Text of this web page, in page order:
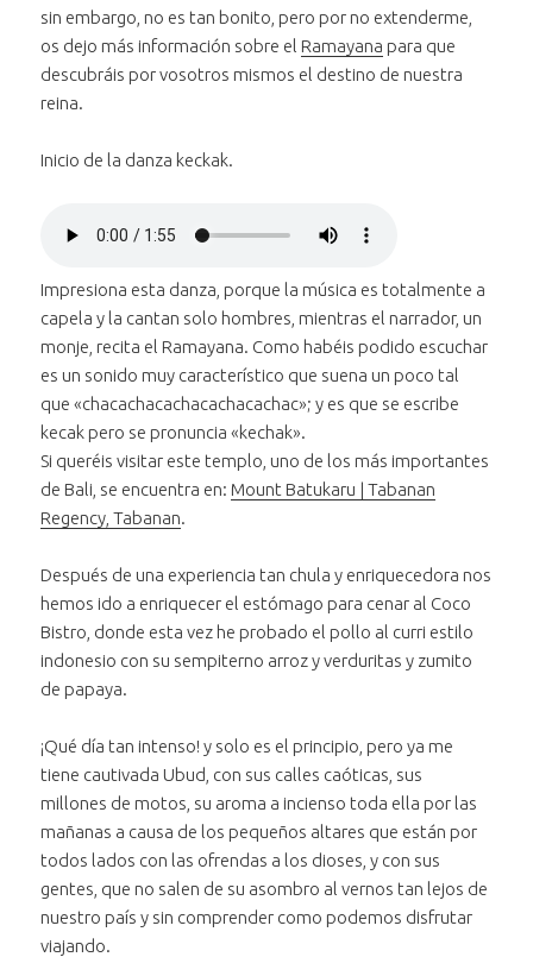
sin embargo, no es tan bonito, pero por no extenderme,
os dejo más información sobre el Ramayana para que
descubráis por vosotros mismos el destino de nuestra
reina.
Inicio de la danza keckak.
la danza kecak"
Bajar volumen al audio "Inicio
kecak"
de la danza
kecak"
Silenciar el audio "Inicio de la
danza kecak"
Avanzar treinta segundosen el
audio
"Inicio
de la
danza
kecak"
Retroceder treinta segundosen el
audio
"Inicio
de la
danza
kecak"
Posición:
0 segundos
Duración:
1 minuto y 55 segundos
Impresiona esta danza, porque la música es totalmente a
capela y la cantan solo hombres, mientras el narrador, un
monje, recita el Ramayana. Como habéis podido escuchar
es un sonido muy característico que suena un poco tal
que «chacachacachacachacachac»; y es que se escribe
kecak pero se pronuncia «kechak».
Si queréis visitar este templo, uno de los más importantes
de Bali, se encuentra en: Mount Batukaru | Tabanan
Regency, Tabanan.
Después de una experiencia tan chula y enriquecedora nos
hemos ido a enriquecer el estómago para cenar al Coco
Bistro, donde esta vez he probado el pollo al curri estilo
indonesio con su sempiterno arroz y verduritas y zumito
de papaya.
¡Qué día tan intenso! y solo es el principio, pero ya me
tiene cautivada Ubud, con sus calles caóticas, sus
millones de motos, su aroma a incienso toda ella por las
mañanas a causa de los pequeños altares que están por
todos lados con las ofrendas a los dioses, y con sus
gentes, que no salen de su asombro al vernos tan lejos de
nuestro país y sin comprender como podemos disfrutar
viajando.